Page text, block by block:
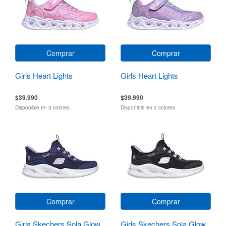
Comprar
Girls Heart Lights
$39.990
Disponible en 3 colores
Comprar
Girls Heart Lights
$39.990
Disponible en 3 colores
Comprar
Girls Skechers Sola Glow
Comprar
Girls Skechers Sola Glow